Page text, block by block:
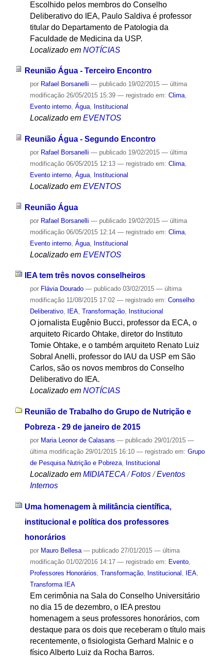
Escolhido pelos membros do Conselho
Deliberativo do IEA, Paulo Saldiva é professor
titular do Departamento de Patologia da
Faculdade de Medicina da USP.
Localizado em NOTÍCIAS
Reunião Água - Terceiro Encontro
por Rafael Borsanelli — publicado19/02/2015 — última
modificação26/05/2015 15:39 — registrado em: Clima,
Evento interno, Água, Institucional
Localizado em EVENTOS
Reunião Água - Segundo Encontro
por Rafael Borsanelli — publicado19/02/2015 — última
modificação06/05/2015 12:13 — registrado em: Clima,
Evento interno, Água, Institucional
Localizado em EVENTOS
Reunião Água
por Rafael Borsanelli — publicado19/02/2015 — última
modificação06/05/2015 12:14 — registrado em: Clima,
Evento interno, Água, Institucional
Localizado em EVENTOS
IEA tem três novos conselheiros
por Flávia Dourado — publicado03/02/2015 — última
modificação11/08/2015 17:02 — registrado em: Conselho
Deliberativo, IEA, Transformação, Institucional
O jornalista Eugênio Bucci, professor da ECA, o
arquiteto Ricardo Ohtake, diretor do Instituto
Tomie Ohtake, e o também arquiteto Renato Luiz
Sobral Anelli, professor do IAU da USP em São
Carlos, são os novos membros do Conselho
Deliberativo do IEA.
Localizado em NOTÍCIAS
Reunião de Trabalho do Grupo de Nutrição e
Pobreza - 29 de janeiro de 2015
por Maria Leonor de Calasans — publicado29/01/2015 —
última modificação29/01/2015 16:10 — registrado em: Grupo
de Pesquisa Nutrição e Pobreza, Institucional
Localizado em MIDIATECA /Fotos /Eventos
Internos
Uma homenagem à militância científica,
institucional e política dos professores
honorários
por Mauro Bellesa — publicado27/01/2015 — última
modificação01/02/2016 14:17 — registrado em: Evento,
Professores Honorários Transformação, Institucional IEA,
Transforma IEA
Em cerimônia na Sala do Conselho Universitário
no dia 15 de dezembro, o IEA prestou
homenagem a seus professores honorários, com
destaque para os dois que receberam o título mais
recentemente, o fisiologista Gerhard Malnic e o
físico Alberto Luiz da Rocha Barros.